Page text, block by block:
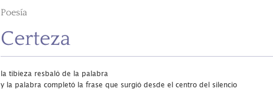
Poesía
Certeza
la tibieza resbaló de la palabra
y la palabra completó la frase que surgió desde el centro del silencio